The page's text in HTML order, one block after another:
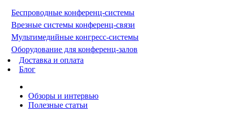
Беспроводные конференц-системы
Врезные системы конференц-связи
Мультимедийные конгресс-системы
Оборудование для конференц-залов
Доставка и оплата
Блог
Обзоры и интервью
Полезные статьи